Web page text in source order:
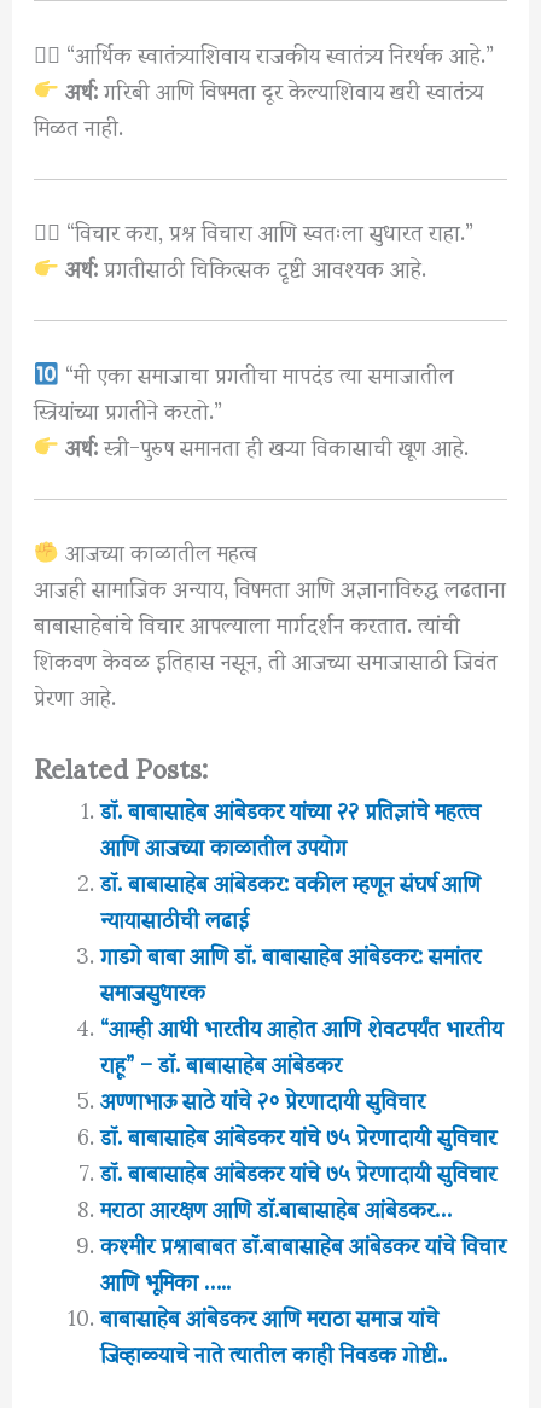
८️⃣ “आर्थिक स्वातंत्र्याशिवाय राजकीय स्वातंत्र्य निरर्थक आहे.”
अर्थ:गरिबी आणि विषमता दूर केल्याशिवाय खरी स्वातंत्र्य
मिळत नाही.
९️⃣ “विचार करा, प्रश्न विचारा आणि स्वतःला सुधारत राहा.”
अर्थ:प्रगतीसाठी चिकित्सक दृष्टी आवश्यक आहे.
“मी एका समाजाचा प्रगतीचा मापदंड त्या समाजातील
स्त्रियांच्या प्रगतीने करतो.”
अर्थ:स्त्री-पुरुष समानता ही खऱ्या विकासाची खूण आहे.
आजच्या काळातील महत्व
आजही सामाजिक अन्याय, विषमता आणि अज्ञानाविरुद्ध लढताना
बाबासाहेबांचे विचार आपल्याला मार्गदर्शन करतात. त्यांची
शिकवण केवळ इतिहास नसून, ती आजच्या समाजासाठी जिवंत
प्रेरणा आहे.
Related Posts:
डॉ. बाबासाहेब आंबेडकर यांच्या २२ प्रतिज्ञांचे महत्त्व
आणि आजच्या काळातील उपयोग
डॉ. बाबासाहेब आंबेडकर: वकील म्हणून संघर्ष आणि
न्यायासाठीची लढाई
गाडगे बाबा आणि डॉ. बाबासाहेब आंबेडकर: समांतर
समाजसुधारक
“आम्ही आधी भारतीय आहोत आणि शेवटपर्यंत भारतीय
राहू” – डॉ. बाबासाहेब आंबेडकर
अण्णाभाऊ साठे यांचे २० प्रेरणादायी सुविचार
डॉ. बाबासाहेब आंबेडकर यांचे ७५ प्रेरणादायी सुविचार
डॉ. बाबासाहेब आंबेडकर यांचे ७५ प्रेरणादायी सुविचार
मराठा आरक्षण आणि डाॅ.बाबासाहेब आंबेडकर…
कश्मीर प्रश्नाबाबत डॉ.बाबासाहेब आंबेडकर यांचे विचार
आणि भूमिका …..
बाबासाहेब आंबेडकर आणि मराठा समाज यांचे
जिव्हाळ्याचे नाते त्यातील काही निवडक गोष्टी..